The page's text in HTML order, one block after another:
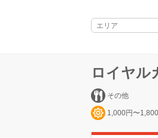
ロイヤル
その他
1,000円〜